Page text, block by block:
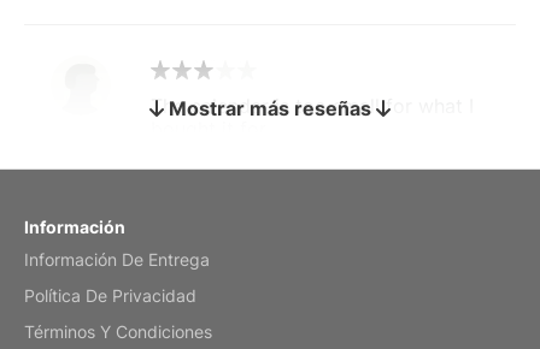
by charles
The calendar is too small for what I
Mostrar más reseñas
Información
Información De Entrega
Política De Privacidad
Términos Y Condiciones